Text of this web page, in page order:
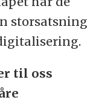
storsatsning
til oss